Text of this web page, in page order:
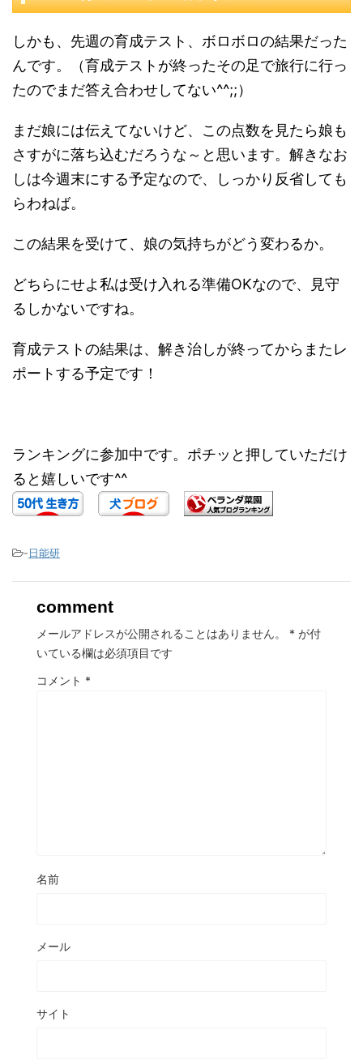
しかも、先週の育成テスト、ボロボロの結果だった
んです。（育成テストが終ったその足で旅行に行っ
たのでまだ答え合わせしてない^^;;）
まだ娘には伝えてないけど、この点数を見たら娘も
さすがに落ち込むだろうな～と思います。解きなお
しは今週末にする予定なので、しっかり反省しても
らわねば。
この結果を受けて、娘の気持ちがどう変わるか。
どちらにせよ私は受け入れる準備OKなので、見守
るしかないですね。
育成テストの結果は、解き治しが終ってからまたレ
ポートする予定です！
ランキングに参加中です。ポチッと押していただけ
ると嬉しいです^^
-日能研
comment
メールアドレスが公開されることはありません。 * が付
いている欄は必須項目です
コメント *
名前
メール
サイト